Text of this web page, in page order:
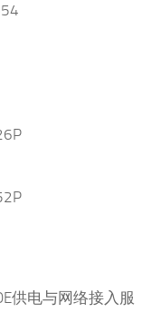
供电与网络接入服